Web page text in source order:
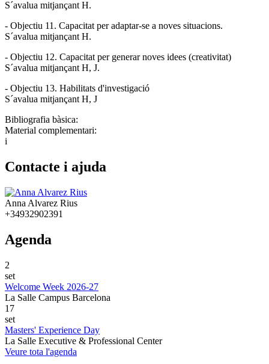
S´avalua mitjançant H.
- Objectiu 11. Capacitat per adaptar-se a noves situacions.
S´avalua mitjançant H.
- Objectiu 12. Capacitat per generar noves idees (creativitat)
S´avalua mitjançant H, J.
- Objectiu 13. Habilitats d'investigació
S´avalua mitjançant H, J
Bibliografia bàsica:
Material complementari:
i
Contacte i ajuda
Anna Alvarez Rius
+34932902391
Agenda
2
set
Welcome Week 2026-27
La Salle Campus Barcelona
17
set
Masters' Experience Day
La Salle Executive & Professional Center
Veure tota l'agenda